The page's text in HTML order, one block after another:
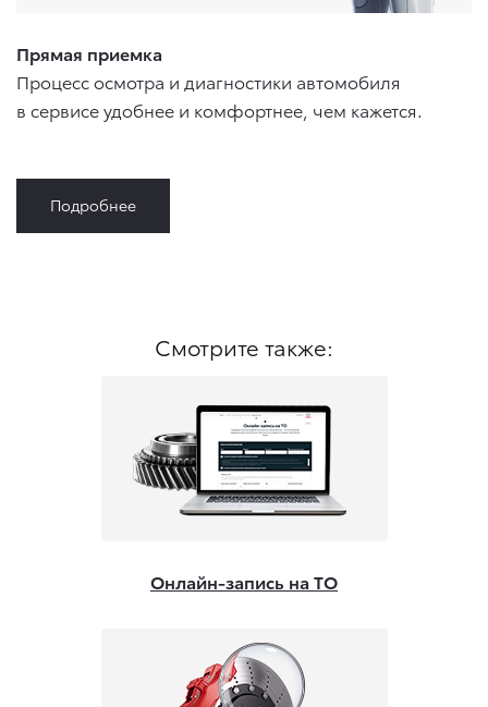
Прямая приемка
Процесс осмотра и диагностики автомобиля
в сервисе удобнее и комфортнее, чем кажется.
Подробнее
Смотрите также:
Онлайн-запись на ТО